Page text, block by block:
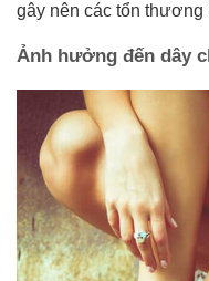
gây nên các tổn thương
Ảnh hưởng đến dây